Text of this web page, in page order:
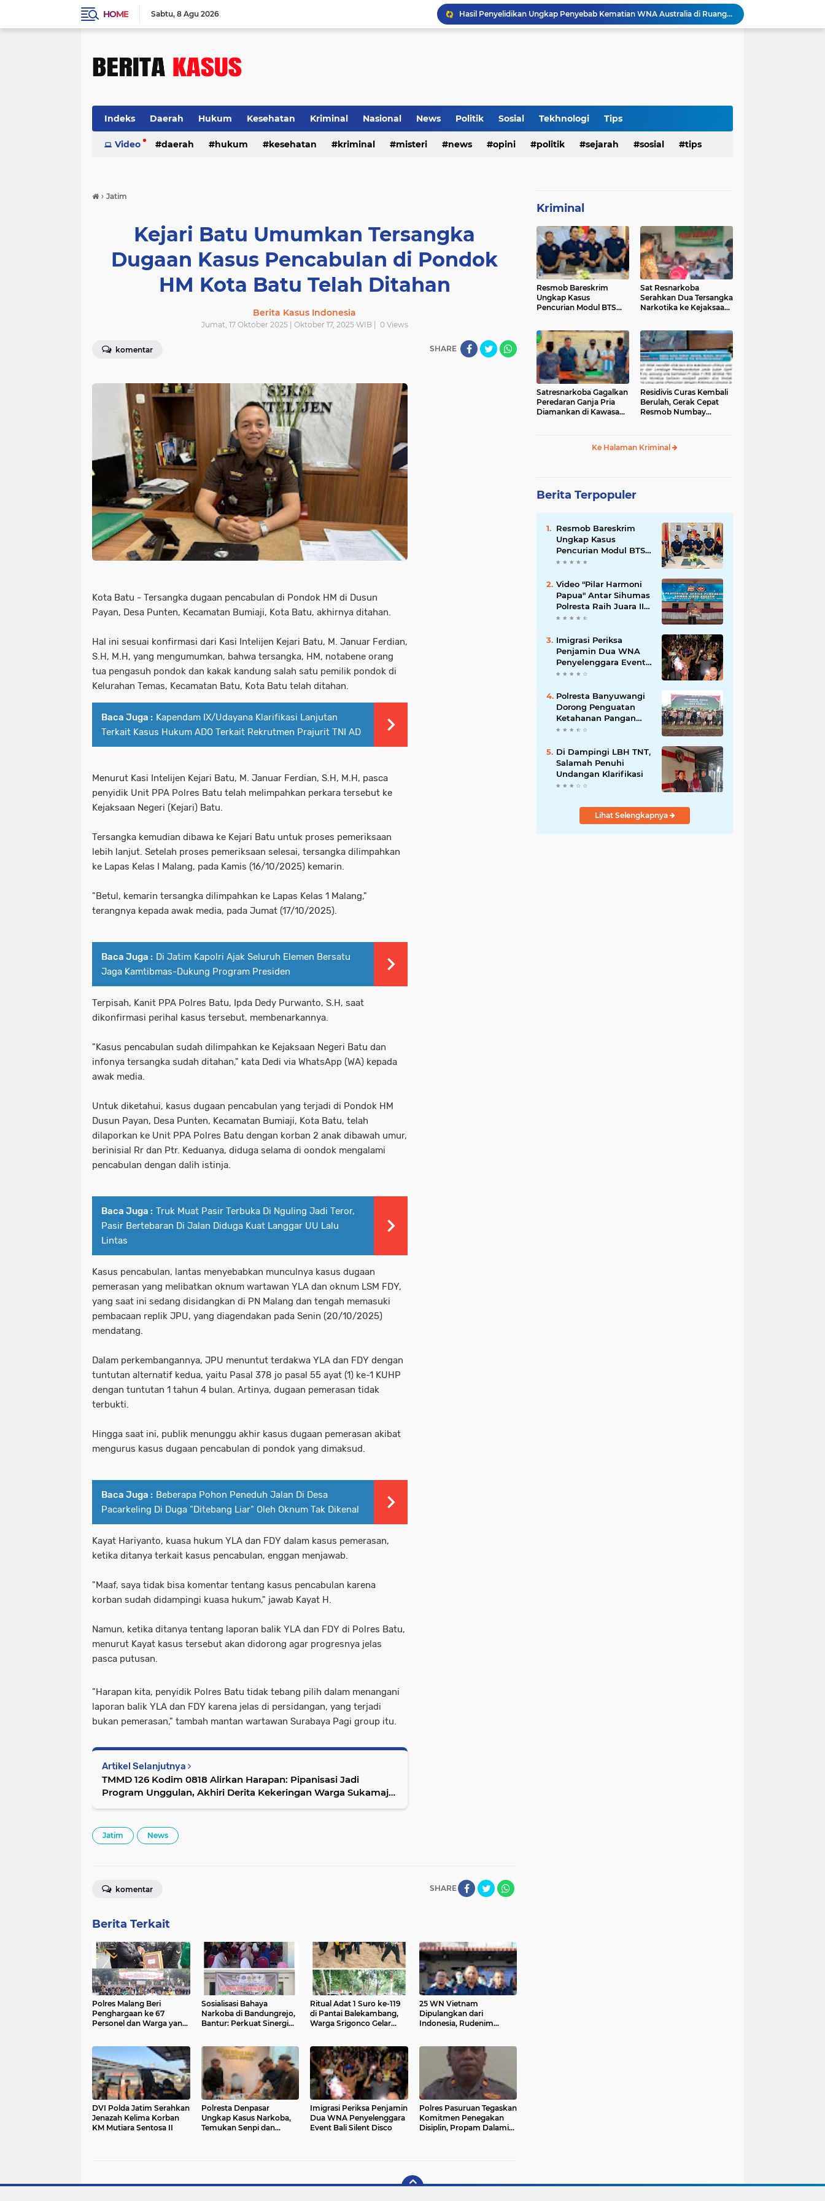
HOME Sabtu 8 Agu 2026
Hasil Penyelidikan Ungkap Penyebab Kematian WNA Australia di Ruang Detensi Imigrasi
Penemuan Jenazah Perempuan di Kos Denpasar Gegerkan Warga, Polisi Lakukan Penyelidikan dan Autopsi
Polres Pasuruan Tegaskan Komitmen Penegakan Disiplin, Propam Dalami Dugaan Pelanggaran Anggota
Indeks Daerah Hukum Kesehatan Kriminal Nasional News Politik Sosial Tekhnologi Tips
Video daerah hukum kesehatan kriminal misteri news opini politik sejarah sosial tips
› Jatim
Kejari Batu Umumkan Tersangka
Dugaan Kasus Pencabulan di Pondok
HM Kota Batu Telah Ditahan
Berita Kasus Indonesia
Jumat, 17 Oktober 2025 | Oktober 17, 2025 WIB | 0Views
komentar SHARE
Kota Batu - Tersangka dugaan pencabulan di Pondok HM di Dusun
Payan, Desa Punten, Kecamatan Bumiaji, Kota Batu, akhirnya ditahan.
Hal ini sesuai konfirmasi dari Kasi Intelijen Kejari Batu, M. Januar Ferdian,
S.H, M.H, yang mengumumkan, bahwa tersangka, HM, notabene orang
tua pengasuh pondok dan kakak kandung salah satu pemilik pondok di
Kelurahan Temas, Kecamatan Batu, Kota Batu telah ditahan.
Baca Juga : Kapendam IX/Udayana Klarifikasi Lanjutan
Terkait Kasus Hukum ADO Terkait Rekrutmen Prajurit TNI AD
Menurut Kasi Intelijen Kejari Batu, M. Januar Ferdian, S.H, M.H, pasca
penyidik Unit PPA Polres Batu telah melimpahkan perkara tersebut ke
Kejaksaan Negeri (Kejari) Batu.
Tersangka kemudian dibawa ke Kejari Batu untuk proses pemeriksaan
lebih lanjut. Setelah proses pemeriksaan selesai, tersangka dilimpahkan
ke Lapas Kelas I Malang, pada Kamis (16/10/2025) kemarin.
"Betul, kemarin tersangka dilimpahkan ke Lapas Kelas 1 Malang,"
terangnya kepada awak media, pada Jumat (17/10/2025).
Baca Juga : Di Jatim Kapolri Ajak Seluruh Elemen Bersatu
Jaga Kamtibmas-Dukung Program Presiden
Terpisah, Kanit PPA Polres Batu, Ipda Dedy Purwanto, S.H, saat
dikonfirmasi perihal kasus tersebut, membenarkannya.
"Kasus pencabulan sudah dilimpahkan ke Kejaksaan Negeri Batu dan
infonya tersangka sudah ditahan," kata Dedi via WhatsApp (WA) kepada
awak media.
Untuk diketahui, kasus dugaan pencabulan yang terjadi di Pondok HM
Dusun Payan, Desa Punten, Kecamatan Bumiaji, Kota Batu, telah
dilaporkan ke Unit PPA Polres Batu dengan korban 2 anak dibawah umur,
berinisial Rr dan Ptr. Keduanya, diduga selama di oondok mengalami
pencabulan dengan dalih istinja.
Baca Juga : Truk Muat Pasir Terbuka Di Nguling Jadi Teror,
Pasir Bertebaran Di Jalan Diduga Kuat Langgar UU Lalu
Lintas
Kasus pencabulan, lantas menyebabkan munculnya kasus dugaan
pemerasan yang melibatkan oknum wartawan YLA dan oknum LSM FDY,
yang saat ini sedang disidangkan di PN Malang dan tengah memasuki
pembacaan replik JPU, yang diagendakan pada Senin (20/10/2025)
mendatang.
Dalam perkembangannya, JPU menuntut terdakwa YLA dan FDY dengan
tuntutan alternatif kedua, yaitu Pasal 378 jo pasal 55 ayat (1) ke-1 KUHP
dengan tuntutan 1 tahun 4 bulan. Artinya, dugaan pemerasan tidak
terbukti.
Hingga saat ini, publik menunggu akhir kasus dugaan pemerasan akibat
mengurus kasus dugaan pencabulan di pondok yang dimaksud.
Baca Juga : Beberapa Pohon Peneduh Jalan Di Desa
Pacarkeling Di Duga "Ditebang Liar" Oleh Oknum Tak Dikenal
Kayat Hariyanto, kuasa hukum YLA dan FDY dalam kasus pemerasan,
ketika ditanya terkait kasus pencabulan, enggan menjawab.
"Maaf, saya tidak bisa komentar tentang kasus pencabulan karena
korban sudah didampingi kuasa hukum," jawab Kayat H.
Namun, ketika ditanya tentang laporan balik YLA dan FDY di Polres Batu,
menurut Kayat kasus tersebut akan didorong agar progresnya jelas
pasca putusan.
"Harapan kita, penyidik Polres Batu tidak tebang pilih dalam menangani
laporan balik YLA dan FDY karena jelas di persidangan, yang terjadi
bukan pemerasan," tambah mantan wartawan Surabaya Pagi group itu.
Artikel Selanjutnya
TMMD 126 Kodim 0818 Alirkan Harapan: Pipanisasi Jadi
Program Unggulan, Akhiri Derita Kekeringan Warga Sukamaju
Jatim News
SHARE
komentar
Berita Terkait
Polres Malang Beri
Penghargaan ke 67
Personel dan Warga yang
Sosialisasi Bahaya
Narkoba di Bandungrejo,
Bantur: Perkuat Sinergi
Ritual Adat 1 Suro ke-119
di Pantai Balekambang,
Warga Srigonco Gelar
25 WN Vietnam
Dipulangkan dari
Indonesia, Rudenim
DVI Polda Jatim Serahkan
Jenazah Kelima Korban
KM Mutiara Sentosa II
Polresta Denpasar
Ungkap Kasus Narkoba,
Temukan Senpi dan
Imigrasi Periksa Penjamin
Dua WNA Penyelenggara
Event Bali Silent Disco
Polres Pasuruan Tegaskan
Komitmen Penegakan
Disiplin, Propam Dalami
Kriminal
Resmob Bareskrim
Ungkap Kasus
Pencurian Modul BTS
Sat Resnarkoba
Serahkan Dua Tersangka
Narkotika ke Kejaksaan
‎Satresnarkoba Gagalkan
Peredaran Ganja Pria
Diamankan di Kawasan
‎Residivis Curas Kembali
Berulah, Gerak Cepat
Resmob Numbay
Ke Halaman Kriminal
Berita Terpopuler
Resmob Bareskrim
Ungkap Kasus
Pencurian Modul BTS
Senilai Rp.60 Miliar,
Video "Pilar Harmoni
Papua" Antar Sihumas
Polresta Raih Juara II
Lomba Video Kreatif
80
Imigrasi Periksa
Penjamin Dua WNA
Penyelenggara Event
Bali Silent Disco
Polresta Banyuwangi
Dorong Penguatan
Ketahanan Pangan
Lewat Penanaman
2025
Di Dampingi LBH TNT,
Salamah Penuhi
Undangan Klarifikasi
Lihat Selengkapnya